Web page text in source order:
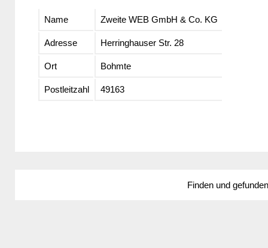
Name Zweite WEB GmbH & Co. KG
Adresse Herringhauser Str. 28
Ort Bohmte
Postleitzahl 49163
Finden und